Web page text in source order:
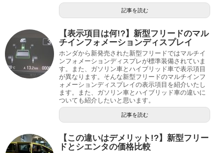
記事を読む
【表示項目は何!?】新型フリードのマル
チインフォメーションディスプレイ
ホンダから新発売された新型フリードではマルチイ
ンフォメーションディスプレが標準装備されていま
す。また、ガソリン車とハイブリッド車で表示項目
が異なります。そんな新型フリードのマルチインフ
ォメーションディスプレイの表示項目を紹介いたし
ます。また、ガソリン車とハイブリッド車の違いに
ついても紹介したいと思います。
記事を読む
【この違いはデメリット!?】新型フリー
ドとシエンタの価格比較